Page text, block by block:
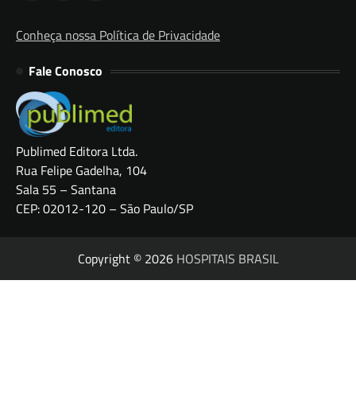
Conheça nossa Política de Privacidade
Fale Conosco
Publimed Editora Ltda.
Rua Felipe Gadelha, 104
Sala 55 – Santana
CEP: 02012-120 – São Paulo/SP
Copyright © 2026 HOSPITAIS BRASIL